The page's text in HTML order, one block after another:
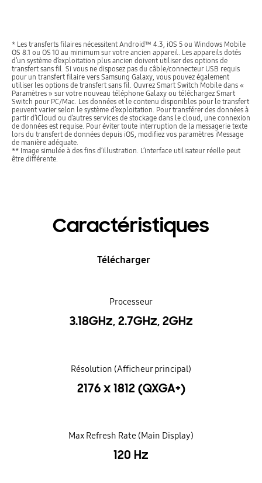
* Les transferts filaires nécessitent Android™ 4.3, iOS 5 ou Windows Mobile
OS 8.1 ou OS 10 au minimum sur votre ancien appareil. Les appareils dotés
d’un système d’exploitation plus ancien doivent utiliser des options de
transfert sans fil. Si vous ne disposez pas du câble/connecteur USB requis
pour un transfert filaire vers Samsung Galaxy, vous pouvez également
utiliser les options de transfert sans fil. Ouvrez Smart Switch Mobile dans «
Paramètres » sur votre nouveau téléphone Galaxy ou téléchargez Smart
Switch pour PC/Mac. Les données et le contenu disponibles pour le transfert
peuvent varier selon le système d’exploitation. Pour transférer des données à
partir d’iCloud ou d’autres services de stockage dans le cloud, une connexion
de données est requise. Pour éviter toute interruption de la messagerie texte
lors du transfert de données depuis iOS, modifiez vos paramètres iMessage
de manière adéquate.
** Image simulée à des fins d’illustration. L’interface utilisateur réelle peut
être différente.
Caractéristiques
Télécharger
Processeur
3.18GHz, 2.7GHz, 2GHz
Résolution (Afficheur principal)
2176 x 1812 (QXGA+)
Max Refresh Rate (Main Display)
120 Hz